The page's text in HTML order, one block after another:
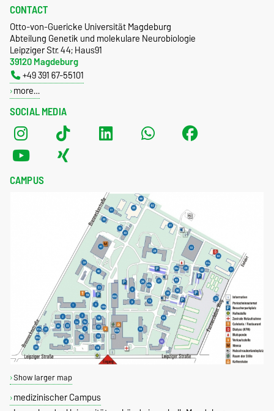
SOCIAL MEDIA
CONTACT
Otto-von-Guericke Universität Magdeburg
Abteilung Genetik und molekulare Neurobiologie
Leipziger Str. 44; Haus91
39120 Magdeburg
+49 391 67-55101
more…
CAMPUS
Show larger map
medizinischer Campus